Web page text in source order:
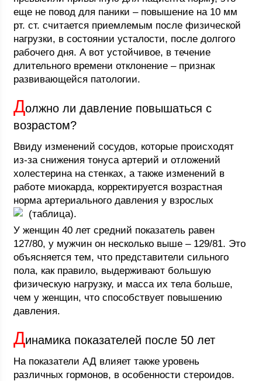
еще не повод для паники – повышение на 10 мм
рт. ст. считается приемлемым после физической
нагрузки, в состоянии усталости, после долгого
рабочего дня. А вот устойчивое, в течение
длительного времени отклонение – признак
развивающейся патологии.
Должно ли давление повышаться с
возрастом?
Ввиду изменений сосудов, которые происходят
из-за снижения тонуса артерий и отложений
холестерина на стенках, а также изменений в
работе миокарда, корректируется возрастная
норма артериального давления у взрослых
(таблица).
У женщин 40 лет средний показатель равен
127/80, у мужчин он несколько выше – 129/81. Это
объясняется тем, что представители сильного
пола, как правило, выдерживают большую
физическую нагрузку, и масса их тела больше,
чем у женщин, что способствует повышению
давления.
Динамика показателей после 50 лет
На показатели АД влияет также уровень
различных гормонов, в особенности стероидов.